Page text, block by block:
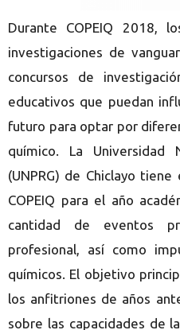
Durante COPEIQ 2018,
investigaciones de
concursos de
educativos que puedan
futuro para optar por
químico. La Universidad
(UNPRG) de Chiclayo
COPEIQ para el año
cantidad de eventos
profesional, así como
químicos. El objetivo
los anfitriones de años
sobre las capacidades de